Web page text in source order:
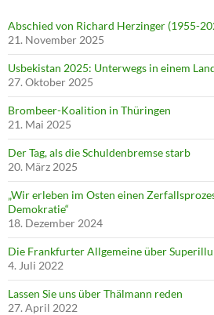
Abschied von Richard Herzinger (1955-
21. November 2025
Usbekistan 2025: Unterwegs in einem
27. Oktober 2025
Brombeer-Koalition in Thüringen
21. Mai 2025
Der Tag, als die Schuldenbremse starb
20. März 2025
„Wir erleben im Osten einen
Demokratie“
18. Dezember 2024
Die Frankfurter Allgemeine über Superillu
4. Juli 2022
Lassen Sie uns über Thälmann reden
27. April 2022